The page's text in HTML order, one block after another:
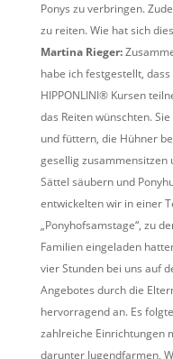
Ponys zu verbringen.
zu reiten. Wie hat sich
Martina Rieger:
habe ich festgestellt,
HIPPONLINI® Kursen
das Reiten wünschten.
und füttern, die Hühner
gesellig zusammensitzen
Sättel säubern und
entwickelten wir in einer
„Ponyhofsamstage“, zu
Familien eingeladen
vier Stunden bei uns auf
Angebotes durch die
hervorragend an. Es
zahlreiche Einrichtungen
darunter Jugendfarmen,